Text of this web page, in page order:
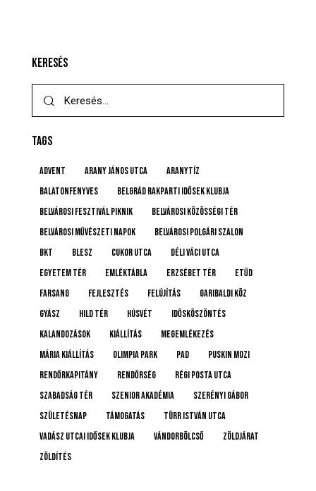
KERESÉS
TAGS
advent Arany János utca
Aranytíz
Balatonfenyves
Belgrád Rakparti Idősek Klubja
Belvárosi Fesztivál Piknik
Belvárosi Közösségi Tér
Belvárosi Művészeti Napok
Belvárosi Polgári Szalon
BKT
BLESZ Cukor utca
Déli Váci utca
Egyetem tér
emléktábla Erzsébet tér
etűd
farsang
fejlesztés felújítás
Garibaldi köz
gyász
Hild tér húsvét
idősköszöntés
Kalandozások
kiállítás
megemlékezés
Mária kiállítás
Olimpia Park pad
Puskin mozi
rendőrkapitány
rendőrség
Régi posta utca
Szabadság tér
Szenior Akadémia
Szerényi Gábor
születésnap
támogatás
Türr István utca
Vadász Utcai Idősek Klubja
Vándorbölcső
Zöldjárat
Zöldítés